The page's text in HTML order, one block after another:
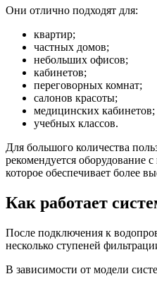
Они отлично подходят для:
квартир;
частных домов;
небольших офисов;
кабинетов;
переговорных комнат;
салонов красоты;
медицинских кабинетов;
учебных классов.
Для большого количества
рекомендуется оборудование
которое обеспечивает более
Как работает
После подключения к
несколько ступеней
В зависимости от модели